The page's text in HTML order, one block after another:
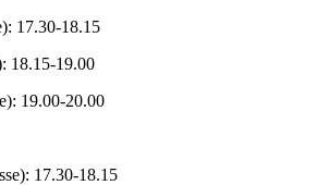
17.30-18.15
18.15-19.00
19.00-20.00
17.30-18.15